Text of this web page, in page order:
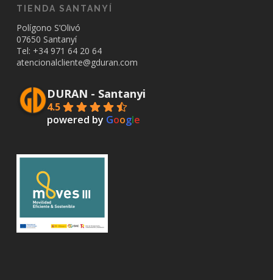
TIENDA SANTANYÍ
Polígono S’Olivó
07650 Santanyí
Tel: +34 971 64 20 64
atencionalcliente@gduran.com
DURAN - Santanyi
4.5
powered by Google